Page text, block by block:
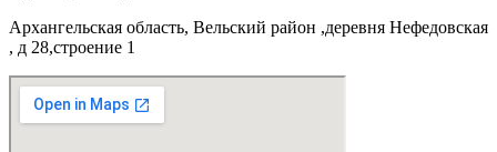
Архангельская область, Вельский район ,деревня Нефедовская
, д 28,строение 1